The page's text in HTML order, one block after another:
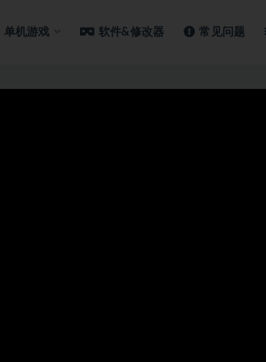
单机游戏 软件&修改器 常见问题